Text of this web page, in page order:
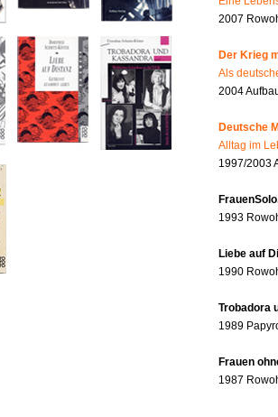
2007
Der Krieg
Als
2004
Deutsche
Alltag im
1997/2003
1993
Liebe auf
1990
Trobadora
1989
Frauen
1987